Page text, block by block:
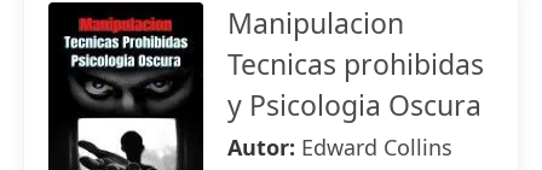
Manipulacion
Tecnicas prohibidas
y Psicologia Oscura
Autor: Edward Collins